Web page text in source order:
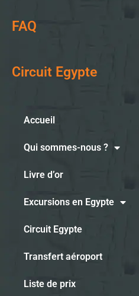
FAQ
Circuit Egypte
Accueil
Qui sommes-nous ?
Livre d’or
Excursions en Egypte
Circuit Egypte
Transfert aéroport
Liste de prix